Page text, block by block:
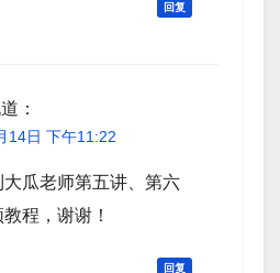
回复
：
14日 下午11:22
大瓜老师第五讲、第六
程，谢谢！
回复